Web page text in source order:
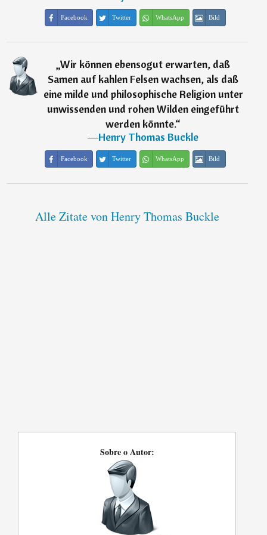
Facebook Twitter WhatsApp Bild
„Wir können ebensogut erwarten, daß
Samen auf kahlen Felsen wachsen, als daß
eine milde und philosophische Religion unter
unwissenden und rohen Wilden eingeführt
werden könnte.“
―Henry Thomas Buckle
Facebook Twitter WhatsApp Bild
Alle Zitate von Henry Thomas Buckle
Sobre o Autor: